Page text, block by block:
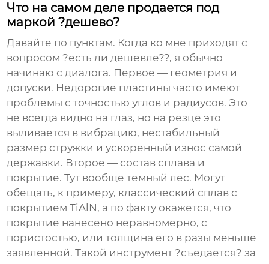
Что на самом деле продается под
маркой ?дешево?
Давайте по пунктам. Когда ко мне приходят с
вопросом ?есть ли дешевле??, я обычно
начинаю с диалога. Первое — геометрия и
допуски. Недорогие пластины часто имеют
проблемы с точностью углов и радиусов. Это
не всегда видно на глаз, но на резце это
выливается в вибрацию, нестабильный
размер стружки и ускоренный износ самой
державки. Второе — состав сплава и
покрытие. Тут вообще темный лес. Могут
обещать, к примеру, классический сплав с
покрытием TiAlN, а по факту окажется, что
покрытие нанесено неравномерно, с
пористостью, или толщина его в разы меньше
заявленной. Такой инструмент ?съедается? за